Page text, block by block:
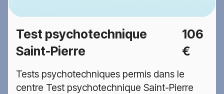
Test psychotechnique
Saint-Pierre
106
€
Tests psychotechniques permis dans le
centre Test psychotechnique Saint-Pierre